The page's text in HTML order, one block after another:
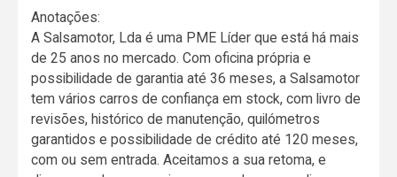
Anotações:
A Salsamotor, Lda é uma PME Líder que está há mais
de 25 anos no mercado. Com oficina própria e
possibilidade de garantia até 36 meses, a Salsamotor
tem vários carros de confiança em stock, com livro de
revisões, histórico de manutenção, quilómetros
garantidos e possibilidade de crédito até 120 meses,
com ou sem entrada. Aceitamos a sua retoma, e